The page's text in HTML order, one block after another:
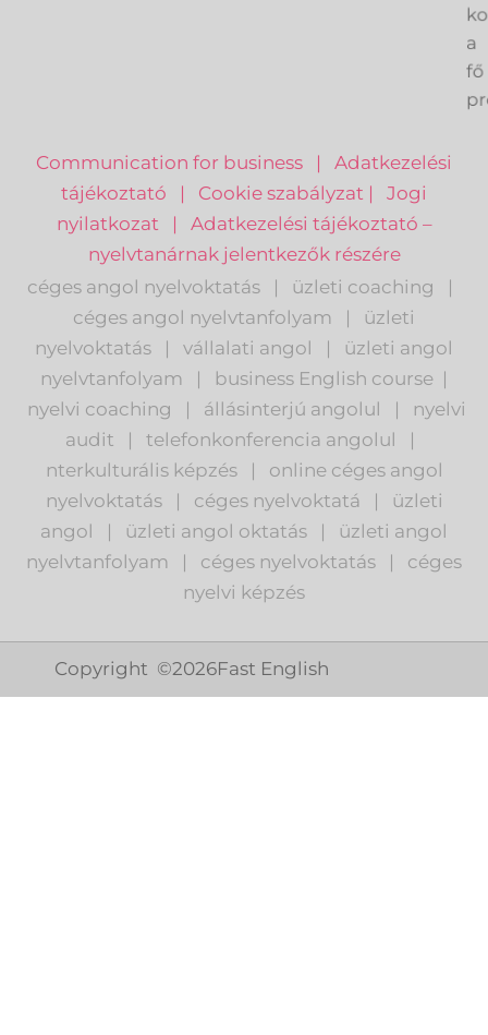
a
Communication for business | Adatkezelési
tájékoztató | Cookie szabályzat | Jogi
nyilatkozat | Adatkezelési tájékoztató –
nyelvtanárnak jelentkezők részére
céges angol nyelvoktatás
| üzleti coaching
|
céges angol nyelvtanfolyam
|
üzleti
nyelvoktatás
| vállalati angol |
üzleti angol
nyelvtanfolyam
| business English course |
nyelvi coaching
| állásinterjú angolul |
nyelvi
audit
| telefonkonferencia angolul
|
nterkulturális képzés
| online céges angol
nyelvoktatás
| céges nyelvoktatá |
üzleti
angol
| üzleti angol oktatás |
üzleti angol
nyelvtanfolyam
| céges nyelvoktatás |
céges
nyelvi képzés
Copyright ©2026Fast English